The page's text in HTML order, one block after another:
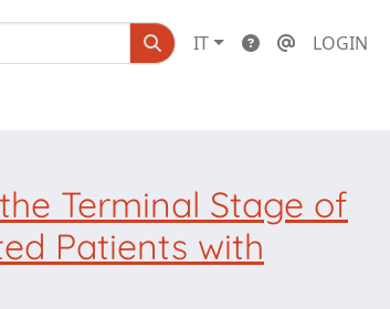
IT LOGIN
Terminal Stage of
Patients with